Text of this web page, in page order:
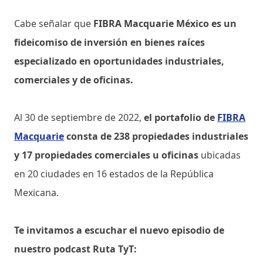
Cabe señalar que FIBRA Macquarie México es un
fideicomiso de inversión en bienes raíces
especializado en oportunidades industriales,
comerciales y de oficinas.
Al 30 de septiembre de 2022, el portafolio de FIBRA
Macquarieconsta de 238 propiedades industriales
y 17 propiedades comerciales u oficinas ubicadas
en 20 ciudades en 16 estados de la República
Mexicana.
Te invitamos a escuchar el nuevo episodio de
nuestro podcast Ruta TyT: